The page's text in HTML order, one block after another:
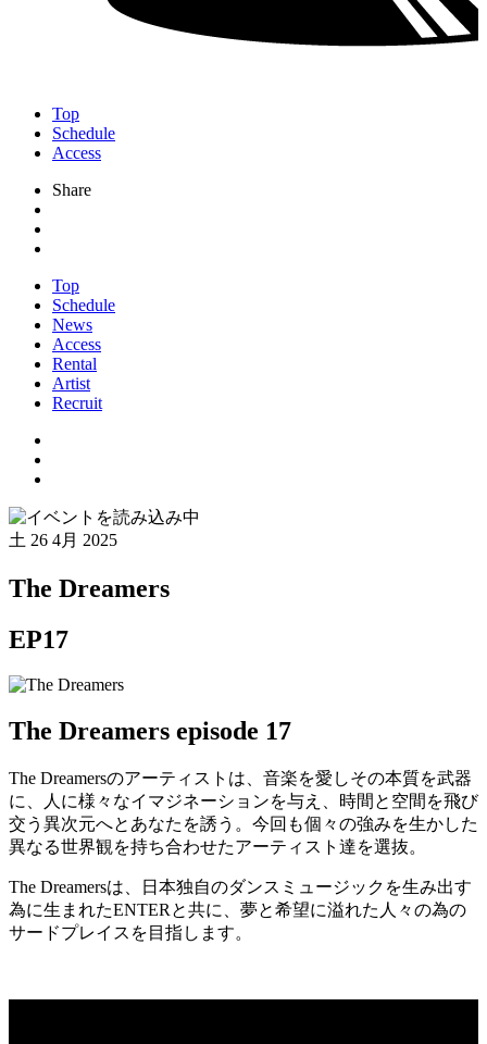
Top
Schedule
Access
Share
Top
Schedule
News
Access
Rental
Artist
Recruit
土 26 4月 2025
The Dreamers
EP17
The Dreamers episode 17
The Dreamersのアーティストは、音楽を愛しその本質を武器
に、人に様々なイマジネーションを与え、時間と空間を飛び
交う異次元へとあなたを誘う。今回も個々の強みを生かした
異なる世界観を持ち合わせたアーティスト達を選抜。
The Dreamersは、日本独自のダンスミュージックを生み出す
為に生まれたENTERと共に、夢と希望に溢れた人々の為の
サードプレイスを目指します。